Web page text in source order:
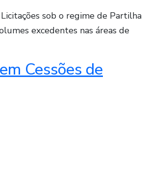
sob o regime de Partilha
excedentes nas áreas de
Cessões de